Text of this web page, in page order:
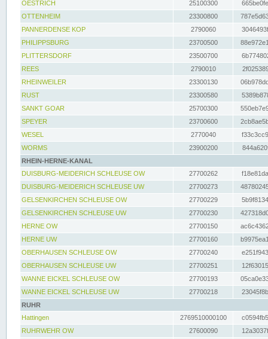
OESTRICH
25100300
OTTENHEIM
23300800
PANNERDENSE KOP
2790060
PHILIPPSBURG
23700500
PLITTERSDORF
23500700
REES
2790010
RHEINWEILER
23300130
RUST
23300580
SANKT GOAR
25700300
SPEYER
23700600
WESEL
2770040
WORMS
23900200
RHEIN-HERNE-KANAL
DUISBURG-MEIDERICH SCHLEUSE OW
27700262
DUISBURG-MEIDERICH SCHLEUSE UW
27700273
GELSENKIRCHEN SCHLEUSE OW
27700229
GELSENKIRCHEN SCHLEUSE UW
27700230
HERNE OW
27700150
HERNE UW
27700160
OBERHAUSEN SCHLEUSE OW
27700240
OBERHAUSEN SCHLEUSE UW
27700251
WANNE EICKEL SCHLEUSE OW
27700193
WANNE EICKEL SCHLEUSE UW
27700218
RUHR
Hattingen
2769510000100
RUHRWEHR OW
27600090